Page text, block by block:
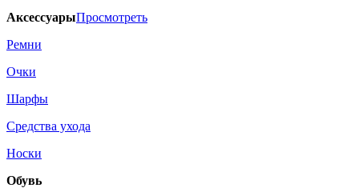
АксессуарыПросмотреть
Ремни
Очки
Шарфы
Средства ухода
Носки
Обувь